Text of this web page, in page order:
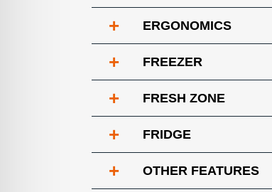
+ ERGONOMICS
+ FREEZER
+ FRESH ZONE
+ FRIDGE
+ OTHER FEATURES